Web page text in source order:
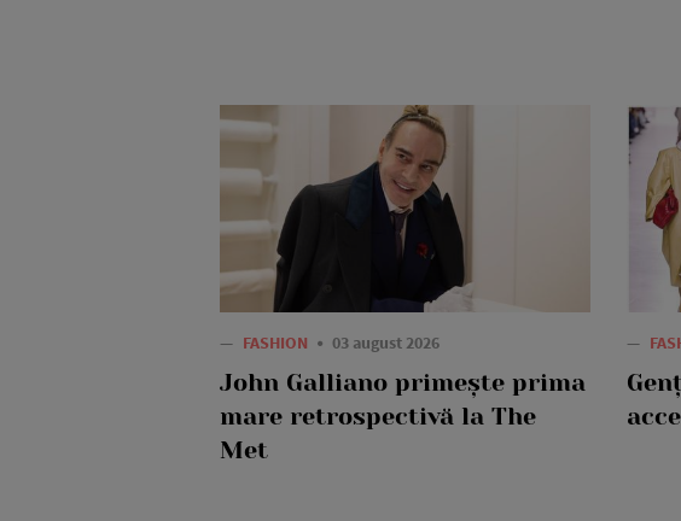
— FASHION 03 august 2026
John Galliano primește prima
mare retrospectivă la The
Met
—